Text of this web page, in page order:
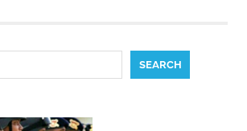
SEARCH